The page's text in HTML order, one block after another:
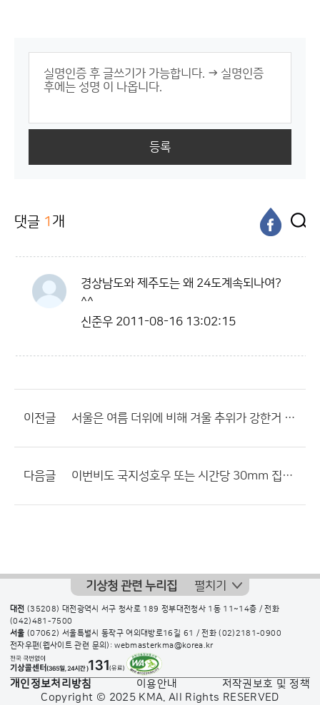
등록
댓글 1 개
경상남도와 제주도는 왜 24도계속되나여?
^^
신준우 2011-08-16 13:02:15
이전글 서울은 여름 더위에 비해 겨울 추위가 강한거 아닌가요?
다음글 이번비도 국지성호우 또는 시간당 30mm 집중호우 예상
기상청 관련 누리집 펼치기
대전 (35208) 대전광역시 서구 청사로 189 정부대전청사 1동 11~14층 / 전화
(042)481-7500
서울 (07062) 서울특별시 동작구 여의대방로16길 61 / 전화(02)2181-0900
전자우편(웹사이트 관련 문의): webmasterkma@korea.kr
개인정보처리방침 이용안내
저작권보호 및 정책
Copyright © 2025 KMA. All Rights RESERVED